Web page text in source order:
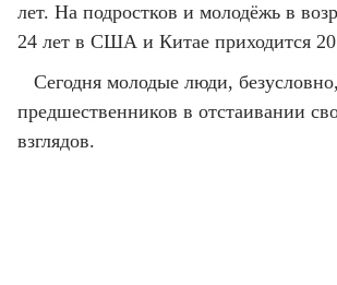
лет. На подростков и молодёжь в
24 лет в США и Китае приходится 20
Сегодня молодые люди,
предшественников в отстаивании
взглядов.